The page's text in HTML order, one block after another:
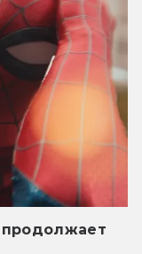
продолжает